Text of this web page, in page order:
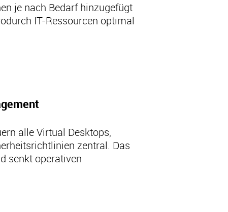
je nach Bedarf hinzugefügt
IT-Ressourcen optimal
alle Virtual Desktops,
zentral. Das
senkt operativen